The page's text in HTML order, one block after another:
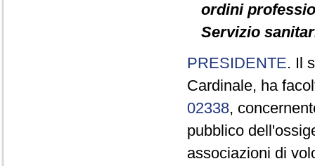
ordini
Servizio
PRESIDENTE. Il
Cardinale, ha
02338,
pubblico
associazioni di